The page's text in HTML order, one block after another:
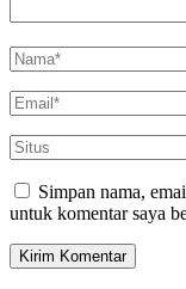
Simpan nama,
untuk komentar saya